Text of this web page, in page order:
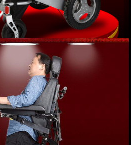
minh JBH-D09 định vị